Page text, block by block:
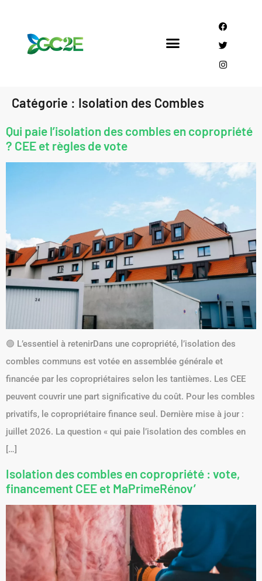
Catégorie : Isolation des Combles
Qui paie l’isolation des combles en copropriété
? CEE et règles de vote
🟢 L’essentiel à retenirDans une copropriété, l’isolation des
combles communs est votée en assemblée générale et
financée par les copropriétaires selon les tantièmes. Les CEE
peuvent couvrir une part significative du coût. Pour les combles
privatifs, le copropriétaire finance seul. Dernière mise à jour :
juillet 2026. La question « qui paie l’isolation des combles en
[…]
Isolation des combles en copropriété : vote,
financement CEE et MaPrimeRénov’